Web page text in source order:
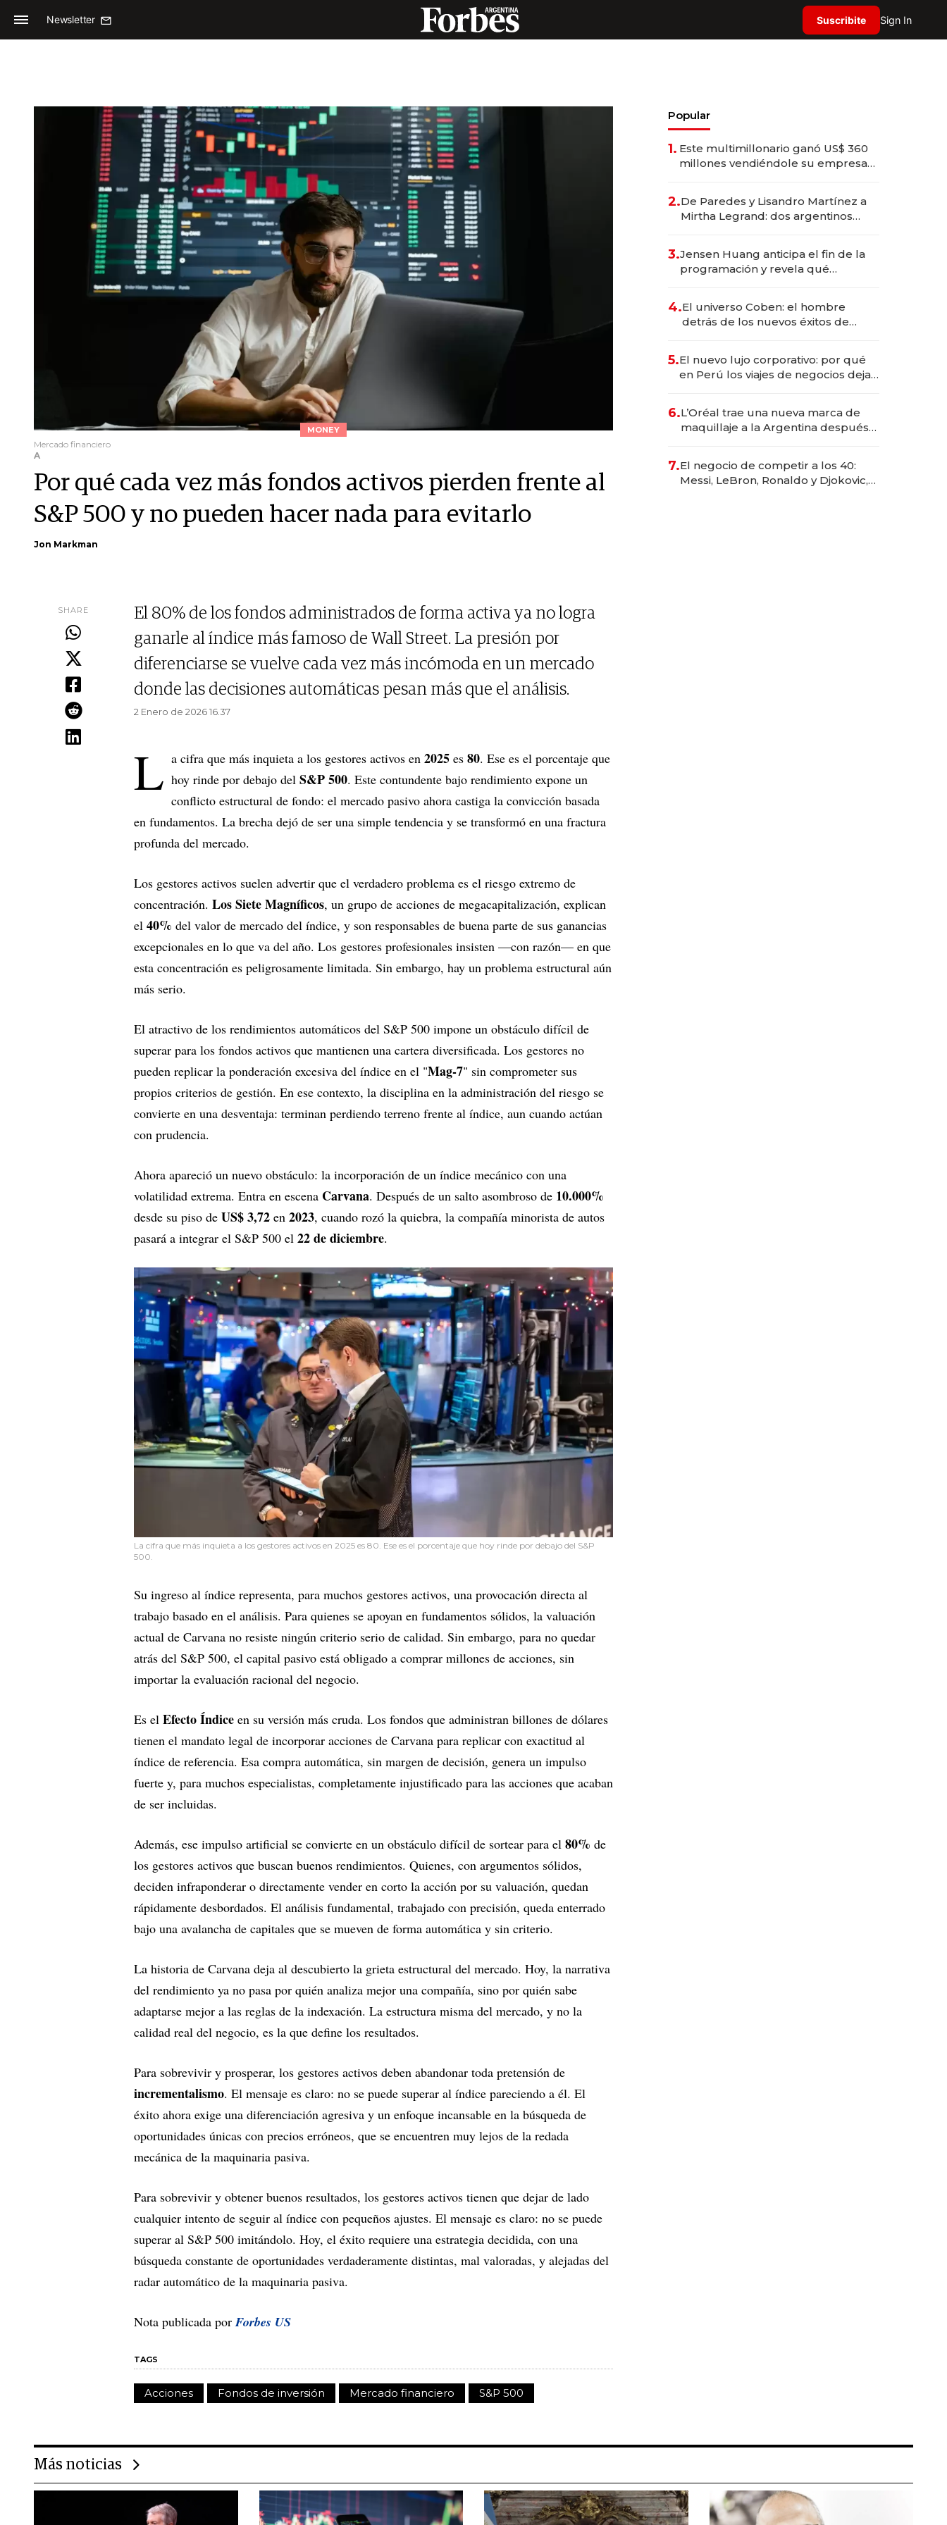
Newsletter Suscribite Sign In
MONEY
Mercado financiero
A
Por qué cada vez más fondos activos pierden frente al
S&P 500 y no pueden hacer nada para evitarlo
Jon Markman
SHARE
El 80% de los fondos administrados de forma activa ya no logra
ganarle al índice más famoso de Wall Street. La presión por
diferenciarse se vuelve cada vez más incómoda en un mercado
donde las decisiones automáticas pesan más que el análisis.
2 Enero de 2026 16.37
L a cifra que más inquieta a los gestores activos en 2025 es 80. Ese es el porcentaje que
hoy rinde por debajo del S&P 500. Este contundente bajo rendimiento expone un
conflicto estructural de fondo: el mercado pasivo ahora castiga la convicción basada
en fundamentos. La brecha dejó de ser una simple tendencia y se transformó en una fractura
profunda del mercado.
Los gestores activos suelen advertir que el verdadero problema es el riesgo extremo de
concentración. Los Siete Magníficos, un grupo de acciones de megacapitalización, explican
el 40% del valor de mercado del índice, y son responsables de buena parte de sus ganancias
excepcionales en lo que va del año. Los gestores profesionales insisten —con razón— en que
esta concentración es peligrosamente limitada. Sin embargo, hay un problema estructural aún
más serio.
El atractivo de los rendimientos automáticos del S&P 500 impone un obstáculo difícil de
superar para los fondos activos que mantienen una cartera diversificada. Los gestores no
pueden replicar la ponderación excesiva del índice en el "Mag-7" sin comprometer sus
propios criterios de gestión. En ese contexto, la disciplina en la administración del riesgo se
convierte en una desventaja: terminan perdiendo terreno frente al índice, aun cuando actúan
con prudencia.
Ahora apareció un nuevo obstáculo: la incorporación de un índice mecánico con una
volatilidad extrema. Entra en escena Carvana. Después de un salto asombroso de 10.000%
desde su piso de US$ 3,72 en 2023, cuando rozó la quiebra, la compañía minorista de autos
pasará a integrar el S&P 500 el 22 de diciembre.
La cifra que más inquieta a los gestores activos en 2025 es 80. Ese es el porcentaje que hoy rinde por debajo del S&P
500.
Su ingreso al índice representa, para muchos gestores activos, una provocación directa al
trabajo basado en el análisis. Para quienes se apoyan en fundamentos sólidos, la valuación
actual de Carvana no resiste ningún criterio serio de calidad. Sin embargo, para no quedar
atrás del S&P 500, el capital pasivo está obligado a comprar millones de acciones, sin
importar la evaluación racional del negocio.
Es el Efecto Índice en su versión más cruda. Los fondos que administran billones de dólares
tienen el mandato legal de incorporar acciones de Carvana para replicar con exactitud al
índice de referencia. Esa compra automática, sin margen de decisión, genera un impulso
fuerte y, para muchos especialistas, completamente injustificado para las acciones que acaban
de ser incluidas.
Además, ese impulso artificial se convierte en un obstáculo difícil de sortear para el 80% de
los gestores activos que buscan buenos rendimientos. Quienes, con argumentos sólidos,
deciden infraponderar o directamente vender en corto la acción por su valuación, quedan
rápidamente desbordados. El análisis fundamental, trabajado con precisión, queda enterrado
bajo una avalancha de capitales que se mueven de forma automática y sin criterio.
La historia de Carvana deja al descubierto la grieta estructural del mercado. Hoy, la narrativa
del rendimiento ya no pasa por quién analiza mejor una compañía, sino por quién sabe
adaptarse mejor a las reglas de la indexación. La estructura misma del mercado, y no la
calidad real del negocio, es la que define los resultados.
Para sobrevivir y prosperar, los gestores activos deben abandonar toda pretensión de
incrementalismo. El mensaje es claro: no se puede superar al índice pareciendo a él. El
éxito ahora exige una diferenciación agresiva y un enfoque incansable en la búsqueda de
oportunidades únicas con precios erróneos, que se encuentren muy lejos de la redada
mecánica de la maquinaria pasiva.
Para sobrevivir y obtener buenos resultados, los gestores activos tienen que dejar de lado
cualquier intento de seguir al índice con pequeños ajustes. El mensaje es claro: no se puede
superar al S&P 500 imitándolo. Hoy, el éxito requiere una estrategia decidida, con una
búsqueda constante de oportunidades verdaderamente distintas, mal valoradas, y alejadas del
radar automático de la maquinaria pasiva.
Nota publicada porForbes US
TAGS
Acciones Fondos de inversión Mercado financiero S&P 500
Popular
1. Este multimillonario ganó US$ 360
millones vendiéndole su empresa
2.De Paredes y Lisandro Martínez a
Mirtha Legrand: dos argentinos
3.Jensen Huang anticipa el fin de la
programación y revela qué
4.El universo Coben: el hombre
detrás de los nuevos éxitos de
5.El nuevo lujo corporativo: por qué
en Perú los viajes de negocios dejan
6.L’Oréal trae una nueva marca de
maquillaje a la Argentina después
7.El negocio de competir a los 40:
Messi, LeBron, Ronaldo y Djokovic,
Más noticias